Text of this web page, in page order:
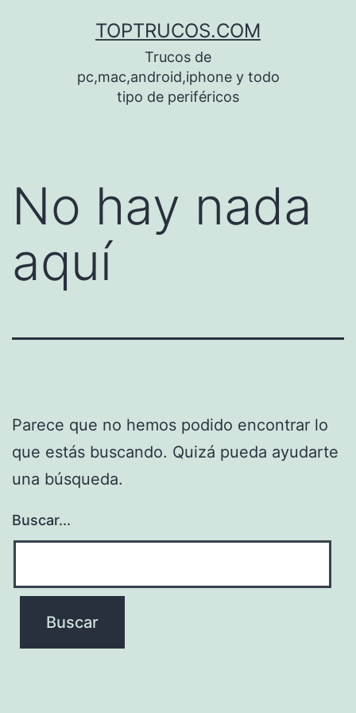
TOPTRUCOS.COM
Trucos de
pc,mac,android,iphone y todo
tipo de periféricos
No hay nada
aquí
Parece que no hemos podido encontrar lo
que estás buscando. Quizá pueda ayudarte
una búsqueda.
Buscar...